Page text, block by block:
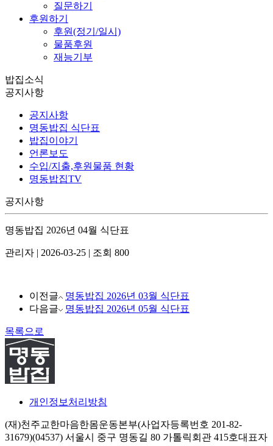
질문하기
후원하기
후원(정기/일시)
물품후원
재능기부
밥집소식
공지사항
공지사항
명동밥집 식단표
밥집이야기
언론보도
수입/지출,후원물품 현황
명동밥집TV
공지사항
명동밥집 2026년 04월 식단표
관리자 | 2026-03-25 | 조회 800
이전글
명동밥집 2026년 03월 식단표
다음글
명동밥집 2026년 05월 식단표
목록으로
개인정보처리방침
(재)천주교한마음한몸운동본부(사업자등록번호 201-82-
31679)(04537) 서울시 중구 명동길 80 가톨릭회관 415호대표자